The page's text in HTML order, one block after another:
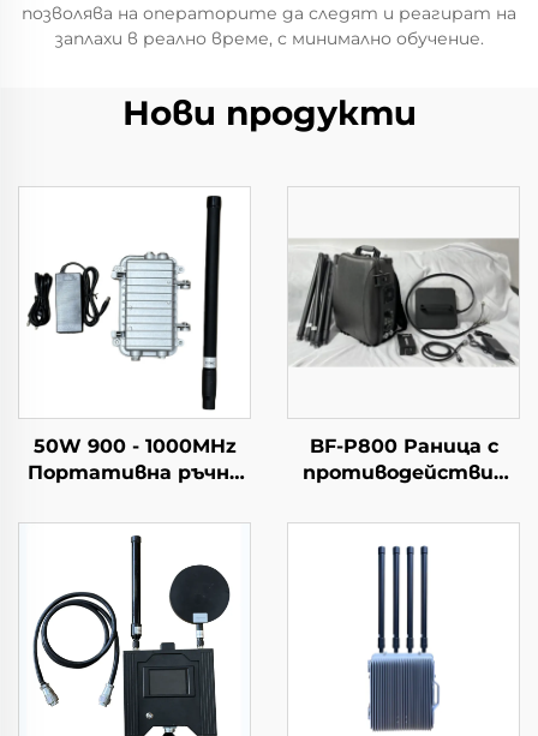
позволява на операторите да следят и реагират на
заплахи в реално време, с минимално обучение.
Нови продукти
50W 900 - 1000MHz
Портативна ръчна
корпус за
противодействие
на дронове
BF-P800 Раница с
противодействие